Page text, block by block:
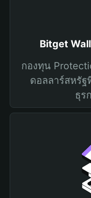
Bitget
กองทุน
ดอลลาร์สหรั
ธุร